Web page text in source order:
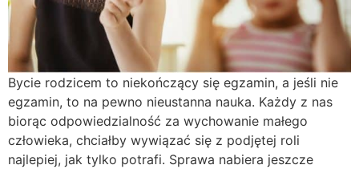
Bycie rodzicem to niekończący się egzamin, a jeśli nie
egzamin, to na pewno nieustanna nauka. Każdy z nas
biorąc odpowiedzialność za wychowanie małego
człowieka, chciałby wywiązać się z podjętej roli
najlepiej, jak tylko potrafi. Sprawa nabiera jeszcze